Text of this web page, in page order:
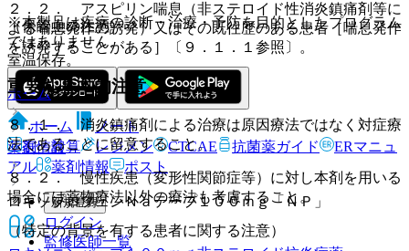
（保管上の注意）
室温保存。
ホーム
薬剤情報
ロキソプロフェンＮａテープ１００ｍｇ「ＮＰ」
２．２． アスピリン喘息（非ステロイド性消炎鎮痛剤等に
よる喘息発作の誘発）又はその既往歴のある患者［喘息発作
を誘発することがある］〔９．１．１参照〕。
重要な基本的注意
８．１． 消炎鎮痛剤による治療は原因療法ではなく対症療
法であることに留意すること。
８．２． 慢性疾患（変形性関節症等）に対し本剤を用いる
場合には薬物療法以外の療法も考慮すること。
（特定の背景を有する患者に関する注意）
※本製品は疾病の診断・治療・予防を目的としたプログラム
ではありません。
ホーム
ノート
表・計算
レジメン CTCAE 抗菌薬ガイド
ERマニュ
アル
薬剤情報 ポスト
新規登録
ログイン
監修医師一覧